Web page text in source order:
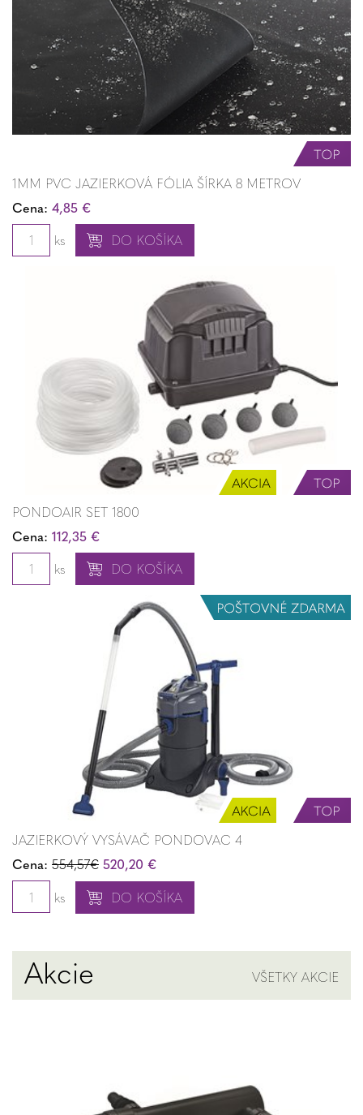
1MM PVC JAZIERKOVÁ FÓLIA ŠÍRKA 8 METROV
Cena: 4,85 €
ks
DO KOŠÍKA
PONDOAIR SET 1800
Cena: 112,35 €
ks
DO KOŠÍKA
JAZIERKOVÝ VYSÁVAČ PONDOVAC 4
Cena: 554,57€ 520,20 €
ks
DO KOŠÍKA
Akcie VŠETKY AKCIE